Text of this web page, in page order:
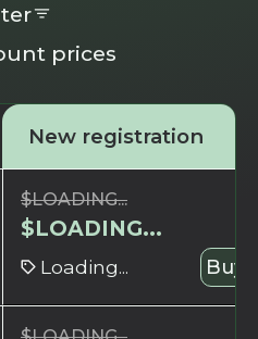
prices
New registration
$LOADING...
$LOADING...
Loading... Buy